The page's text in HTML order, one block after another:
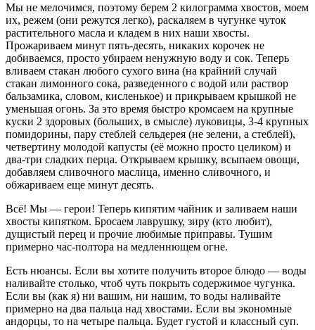
Мы не мелочимся, поэтому берем 2 килограмма хвостов, моем
их, режем (они режутся легко), раскаляем в чугунке чуток
растительного масла и кладем в них наши хвосты.
Прожариваем минут пять-десять, никаких корочек не
добиваемся, просто убираем ненужную воду и сок. Теперь
вливаем стакан любого сухого вина (на крайний случай
стакан лимонного сока, разведенного с водой или раствор
бальзамика, словом, кисленькое) и прикрываем крышкой не
уменьшая огонь. За это время быстро кромсаем на крупные
куски 2 здоровых (больших, в смысле) луковицы, 3-4 крупных
помидорины, пару стеблей сельдерея (не зелени, а стеблей),
четвертину молодой капусты (её можно просто целиком) и
два-три сладких перца. Открываем крышку, всыпаем овощи,
добавляем сливочного маслица, именно сливочного, и
обжариваем еще минут десять.
Всё! Мы — герои! Теперь кипятим чайник и заливаем наши
хвосты кипятком. Бросаем лаврушку, зиру (кто любит),
дущистый перец и прочие любимые приправы. Тушим
примерно час-полтора на медленнющем огне.
Есть нюансы. Если вы хотите получить второе блюдо — воды
наливайте столько, чтоб чуть покрыть содержимое чугунка.
Если вы (как я) ни вашим, ни нашим, то воды наливайте
примерно на два пальца над хвостами. Если вы экономные
андорцы, то на четыре пальца. Будет густой и классный суп.